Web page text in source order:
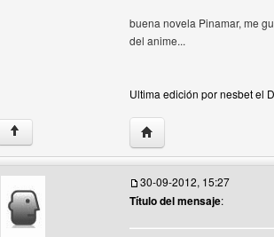
buena novela Pinamar, me
del anime...
Ultima edición por nesbet el
↑ Visitar sitio web del
30-09-2012, 15:27
Título del mensaje: